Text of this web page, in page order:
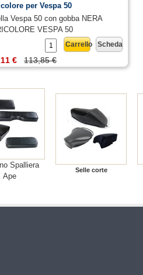
per Vespa 50
Vespa 50 con gobba NERA
VESPA 50
Scheda
Carrello
113,85 €
€
Spalliera
Ape
Selle corte